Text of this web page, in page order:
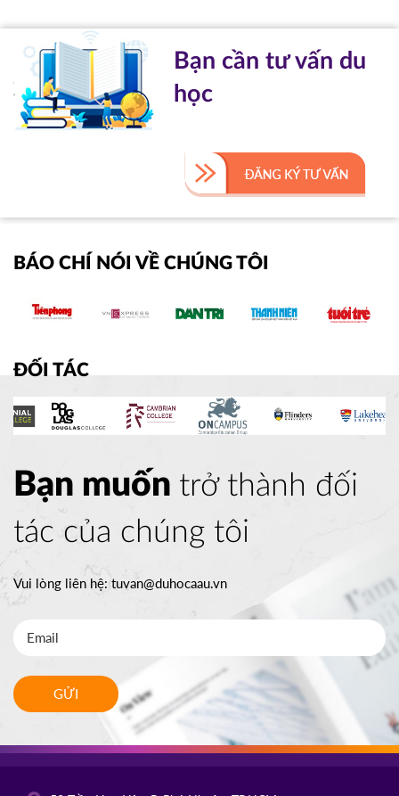
Bạn cần tư vấn du
học
BÁO CHÍ NÓI VỀ CHÚNG TÔI
ĐỐI TÁC
Bạn muốn trở thành đối
tác của chúng tôi
Vui lòng liên hệ:tuvan@duhocaau.vn
GỬI